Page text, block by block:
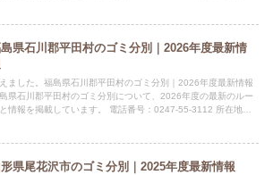
県石川郡平田村のゴミ分別｜2026年度最新情
ました。福島県石川郡平田村のゴミ分別｜2026年度最新情報
県石川郡平田村のゴミ分別について、2026年度の最新のルー
情報を掲載しています。 電話番号：0247-55-3112 所在地：
県尾花沢市のゴミ分別｜2025年度最新情報